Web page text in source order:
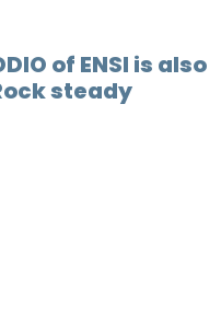
of ENSI is also
steady